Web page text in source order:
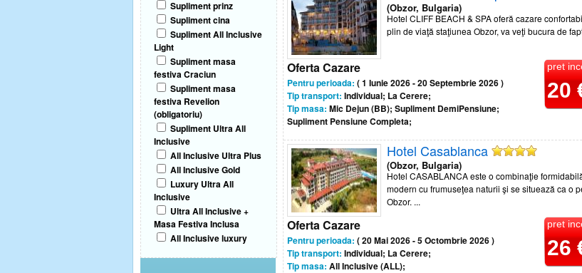
Supliment prinz
Supliment cina
Supliment All Inclusive
Light
Supliment masa
festiva Craciun
Supliment masa
festiva Revelion
(obligatoriu)
Supliment Ultra All
Inclusive
All Inclusive Ultra Plus
All Inclusive Gold
Luxury Ultra All
Inclusive
Ultra All Inclusive +
Masa Festiva Inclusa
All Inclusive luxury
(Obzor, Bulgaria)
Hotel CLIFF BEACH & SPA oferă cazare
plin de viaţă staţiunea Obzor, va veţi bucura de
Oferta Cazare
Pentru perioada: ( 1 Iunie 2026 - 20 Septembrie 2026 )
Tip transport: Individual; La Cerere;
Tip masa: Mic Dejun (BB); Supliment DemiPensiune;
Supliment Pensiune Completa;
pret
20
Hotel Casablanca
(Obzor, Bulgaria)
Hotel CASABLANCA este o combinaţie
modern cu frumuseţea naturii şi se situează ca o
Obzor. ...
Oferta Cazare
Pentru perioada: ( 20 Mai 2026 - 5 Octombrie 2026 )
Tip transport: Individual; La Cerere;
Tip masa: All Inclusive (ALL);
pret
26